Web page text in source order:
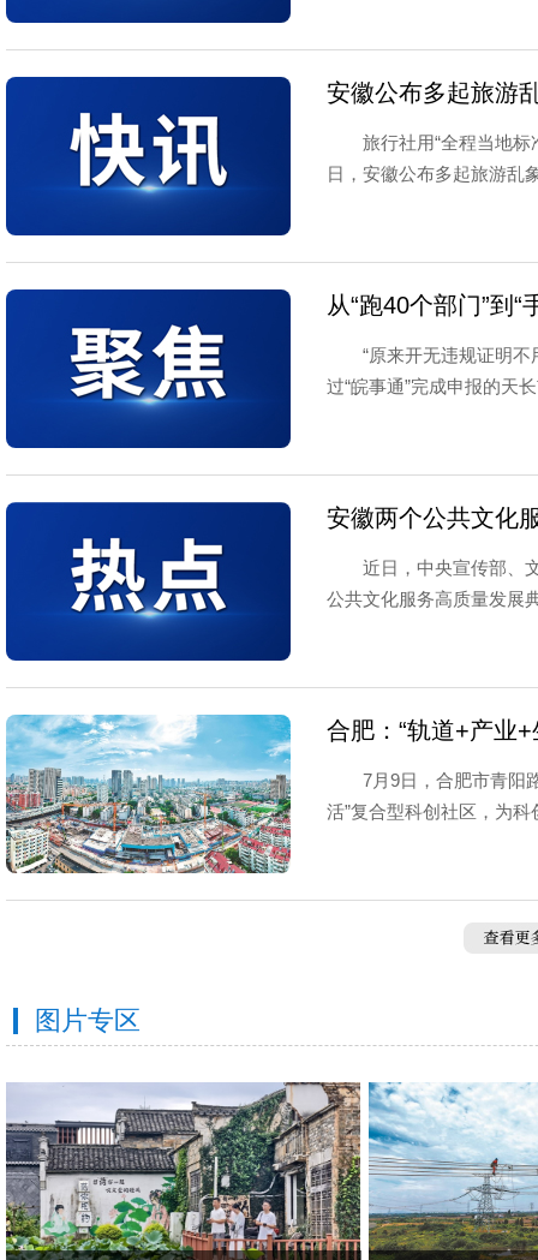
安徽公布多起旅游
旅行社用“全程当地
日，安徽公布多起旅游乱
“原来开无违规证明
过“皖事通”完成申报的天
安徽两个公共文化
近日，中央宣传部、
公共文化服务高质量发展
合肥：“轨道+产业
7月9日，合肥市青阳
活”复合型科创社区，为
图片专区